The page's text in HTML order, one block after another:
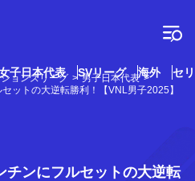
子日本代表 SVリーグ 海外 セ
ョンズリーグ
男子日本代表
ットの大逆転勝利！【VNL男子2025】
チンにフルセットの大逆転